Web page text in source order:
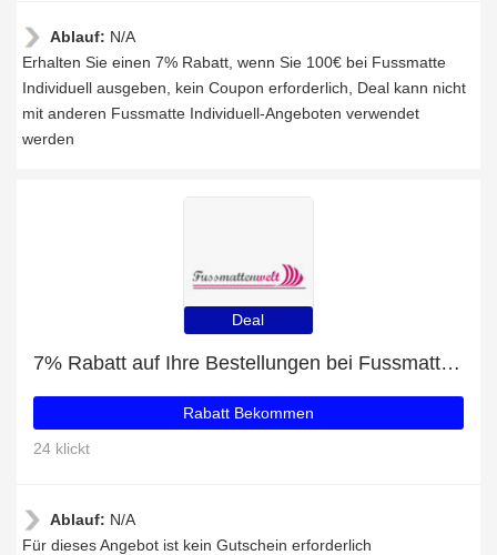
Ablauf: N/A
Erhalten Sie einen 7% Rabatt, wenn Sie 100€ bei Fussmatte
Individuell ausgeben, kein Coupon erforderlich, Deal kann nicht
mit anderen Fussmatte Individuell-Angeboten verwendet
werden
Deal
7% Rabatt auf Ihre Bestellungen bei Fussmatte Individuell
Rabatt Bekommen
24 klickt
Ablauf: N/A
Für dieses Angebot ist kein Gutschein erforderlich